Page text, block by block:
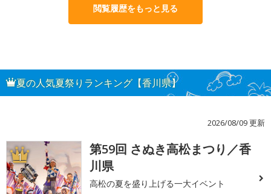
閲覧履歴をもっと見る
夏の人気夏祭りランキング【香川県】
2026/08/09 更新
1
第59回 さぬき高松まつり／香
川県
高松の夏を盛り上げる一大イベント